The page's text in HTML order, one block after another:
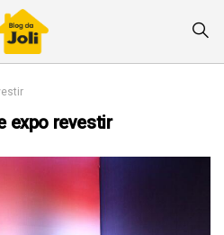
expo revestir